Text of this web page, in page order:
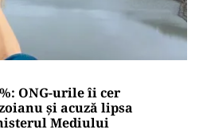
ONG-urile îi cer
și acuză lipsa
Mediului